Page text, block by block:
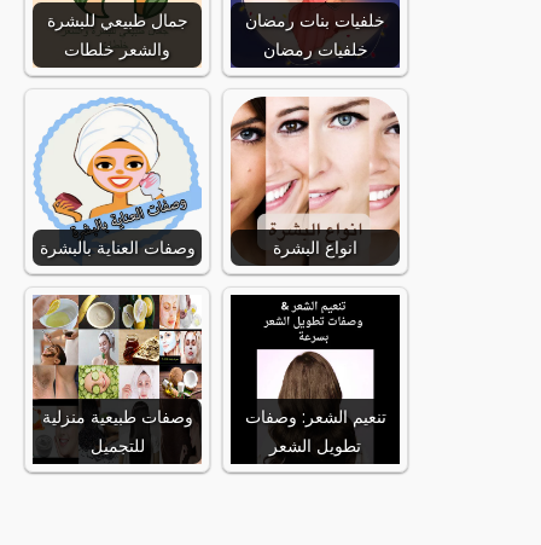
جمال طبيعي للبشرة
والشعر خلطات
خلفيات بنات رمضان
خلفيات رمضان
وصفات العناية بالبشرة انواع البشرة
وصفات طبيعية منزلية
للتجميل
تنعيم الشعر: وصفات
تطويل الشعر